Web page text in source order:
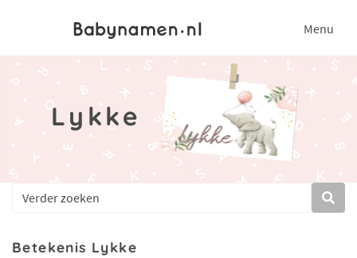
Menu
Lykke
Betekenis Lykke